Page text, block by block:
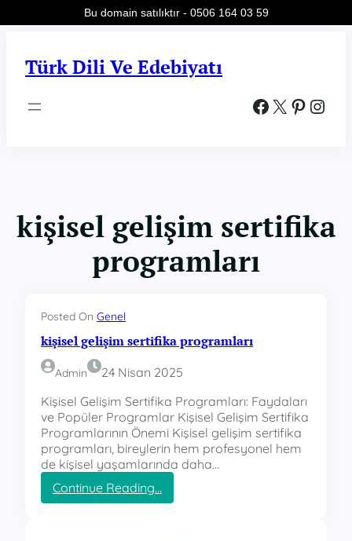
Türk Dili Ve Edebiyatı
Facebook X Pinterest Instagram
kişisel gelişim sertifika
programları
Posted On Genel
kişisel gelişim sertifika programları
Admin
24 Nisan 2025
Kişisel Gelişim Sertifika Programları: Faydaları
ve Popüler Programlar Kişisel Gelişim Sertifika
Programlarının Önemi Kişisel gelişim sertifika
programları, bireylerin hem profesyonel hem
de kişisel yaşamlarında daha…
Continue Reading…
k
Bu domain satılıktır - 0506 164 03 59